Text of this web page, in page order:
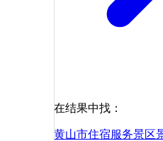
在结果中找：
黄山市住宿服务景区